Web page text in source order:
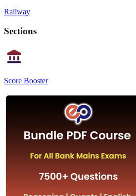
Railway
Sections
Score Booster